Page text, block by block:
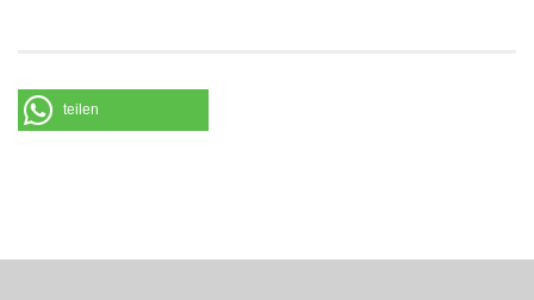
teilen